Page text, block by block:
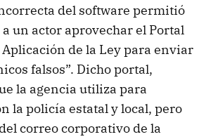
del software permitió
un actor aprovechar el Portal
de la Ley para enviar
falsos”. Dicho portal,
la agencia utiliza para
la policía estatal y local, pero
correo corporativo de la